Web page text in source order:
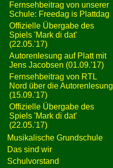
Fernsehbeitrag von unserer
Schule: Freedag is Plattdag
Offizielle Übergabe des
Spiels 'Mark di dat'
(22.05.'17)
Autorenlesung auf Platt mit
Jens Jacobsen (01.09.'17)
Fernsehbeitrag von RTL
Nord über die Autorenlesung
(15.09.'17)
Offizielle Übergabe des
Spiels 'Mark di dat'
(22.05.'17)
Musikalische Grundschule
Das sind wir
Schulvorstand